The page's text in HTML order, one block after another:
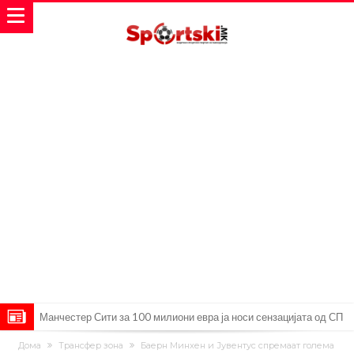
Манчестер Сити за 100 милиони евра ја носи сензацијата од СП
Се подготвува фудбалска предавство какво што не е видено од
Дома Трансфер зона
Баерн Минхен и Јувентус спремаат голема